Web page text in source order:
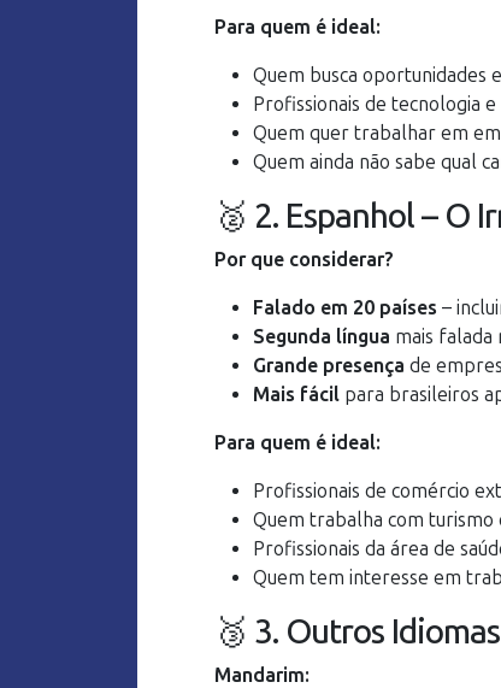
Para quem é ideal:
Quem busca oportunidades
Profissionais de tecnologia e
Quem quer trabalhar em
Quem ainda não sabe qual
🥈 2. Espanhol – O
Por que considerar?
Falado em 20 países –
Segunda língua mais falada
Grande presença de
Mais fácil para brasileiros
Para quem é ideal:
Profissionais de comércio
Quem trabalha com turismo
Profissionais da área de
Quem tem interesse em
🥉 3. Outros
Mandarim: